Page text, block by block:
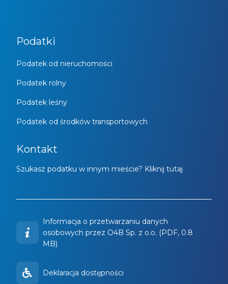
Podatki
Podatek od nieruchomości
Podatek rolny
Podatek leśny
Podatek od środków transportowych
Kontakt
Szukasz podatku w innym mieście? Kliknij tutaj
Informacja o przetwarzaniu danych
osobowych przez O4B Sp. z o.o. (PDF, 0.8
MB)
Deklaracja dostępności